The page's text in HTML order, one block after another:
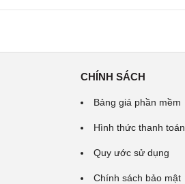
CHÍNH SÁCH
Bảng giá phần mềm
Hình thức thanh toán
Quy ước sử dụng
Chính sách bảo mật